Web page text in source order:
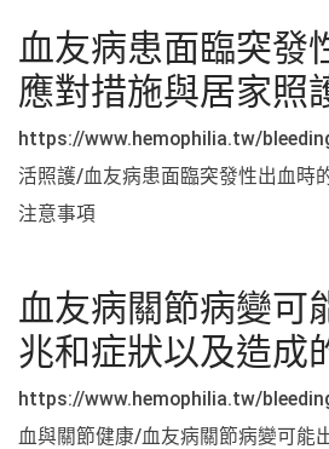
血友病患面臨突發
應對措施與居家照
https://www.hemophilia.tw/
活照護/血友病患面臨突發性出血時
注意事項
血友病關節病變可
兆和症狀以及造成
https://www.hemophilia.tw/
血與關節健康/血友病關節病變可能